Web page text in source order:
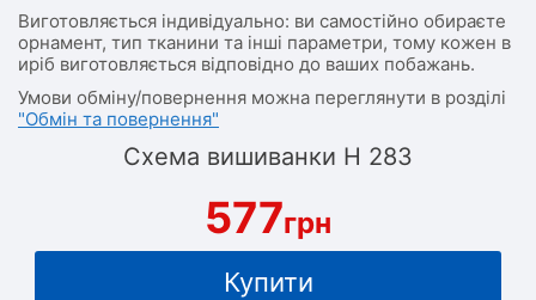
Виготовляється індивідуально: ви самостійно обираєте
орнамент, тип тканини та інші параметри, тому кожен в
иріб виготовляється відповідно до ваших побажань.
Умови обміну/повернення можна переглянути в розділі
"Обмін та повернення"
Схема вишиванки Н 283
577грн
Купити